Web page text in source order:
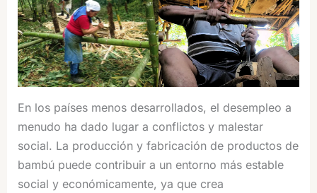
En los países menos desarrollados, el desempleo a
menudo ha dado lugar a conflictos y malestar
social. La producción y fabricación de productos de
bambú puede contribuir a un entorno más estable
social y económicamente, ya que crea